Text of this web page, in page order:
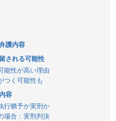
護内容
される可能性
能性が高い理由
つく可能性も
容
行猶予か実刑か
場合：実刑判決